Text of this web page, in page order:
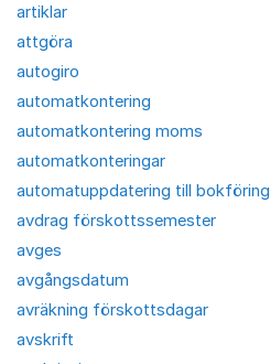
artiklar
attgöra
autogiro
automatkontering
automatkontering moms
automatkonteringar
automatuppdatering till bokföring
avdrag förskottssemester
avges
avgångsdatum
avräkning förskottsdagar
avskrift